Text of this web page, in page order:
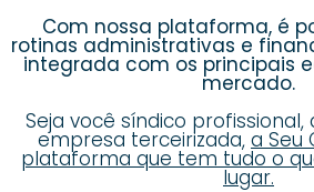
Com nossa plataforma, é
rotinas administrativas e
integrada com os principais
mercado.
Seja você síndico
empresa terceirizada, a Seu
plataforma que tem tudo o
lugar.